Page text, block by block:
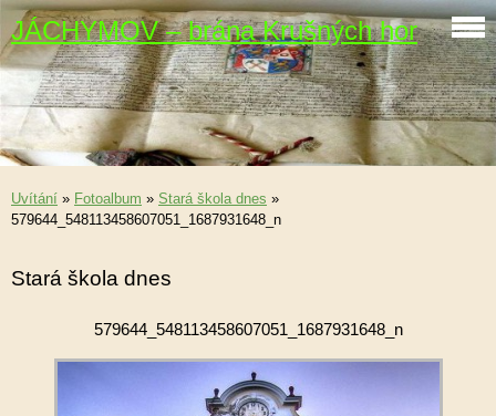
JÁCHYMOV – brána Krušných hor
Uvítání » Fotoalbum » Stará škola dnes »
579644_548113458607051_1687931648_n
Stará škola dnes
579644_548113458607051_1687931648_n